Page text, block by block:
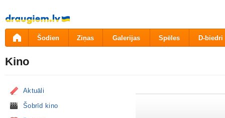
Pāriet
uz
saturu
Šodien Ziņas Galerijas Spēles D-biedri
Kino
Aktuāli
Šobrīd kino